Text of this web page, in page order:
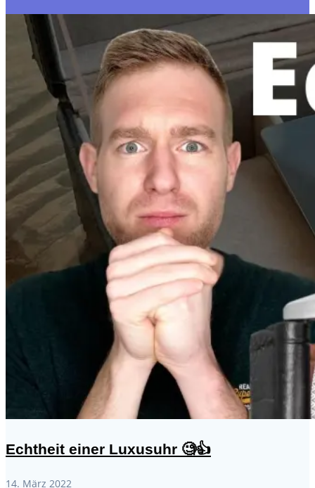
Echtheit einer Luxusuhr 🧐👍
14. März 2022